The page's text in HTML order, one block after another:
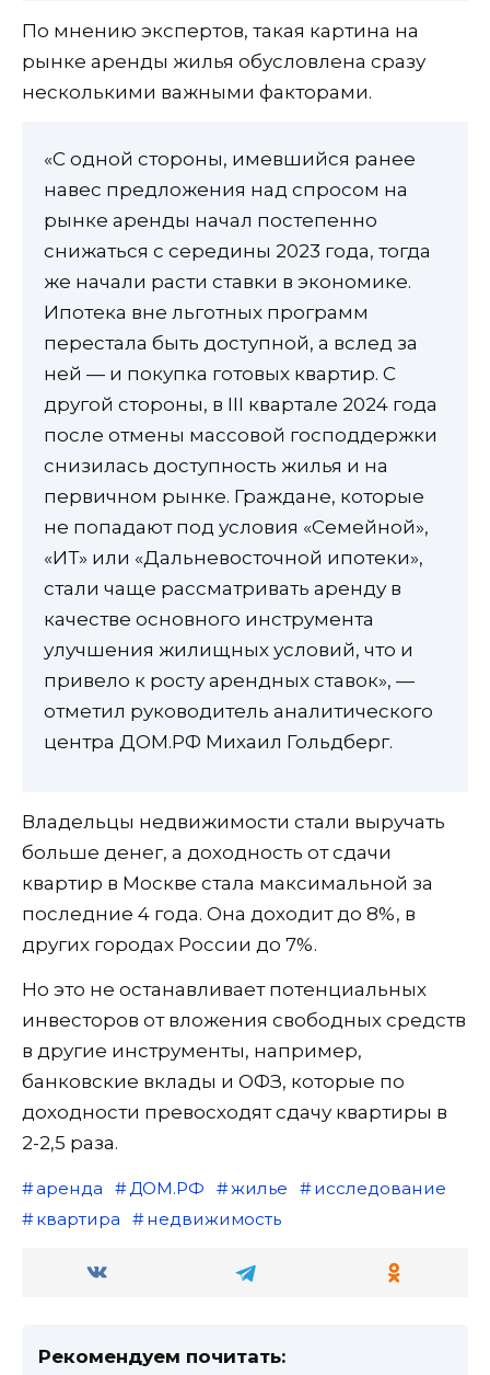
По мнению экспертов, такая картина на
рынке аренды жилья обусловлена сразу
несколькими важными факторами.
«С одной стороны, имевшийся ранее
навес предложения над спросом на
рынке аренды начал постепенно
снижаться с середины 2023 года, тогда
же начали расти ставки в экономике.
Ипотека вне льготных программ
перестала быть доступной, а вслед за
ней — и покупка готовых квартир. С
другой стороны, в III квартале 2024 года
после отмены массовой господдержки
снизилась доступность жилья и на
первичном рынке. Граждане, которые
не попадают под условия «Семейной»,
«ИТ» или «Дальневосточной ипотеки»,
стали чаще рассматривать аренду в
качестве основного инструмента
улучшения жилищных условий, что и
привело к росту арендных ставок», —
отметил руководитель аналитического
центра ДОМ.PФ Михаил Гольдберг.
Владельцы недвижимости стали выручать
больше денег, а доходность от сдачи
квартир в Москве стала максимальной за
последние 4 года. Она доходит до 8%, в
других городах России до 7%.
Но это не останавливает потенциальных
инвесторов от вложения свободных средств
в другие инструменты, например,
банковские вклады и ОФЗ, которые по
доходности превосходят сдачу квартиры в
2-2,5 раза.
аренда ДОМ.РФ жилье
исследование
квартира
недвижимость
Рекомендуем почитать: